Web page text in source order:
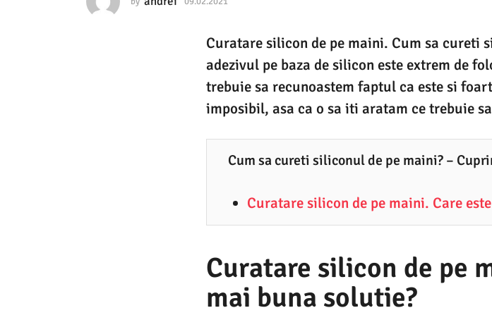
2
0
.
2
0
2
Curatare silicon de pe maini. Cum sa cureti
adezivul pe baza de silicon este extrem de
trebuie sa recunoastem faptul ca este si
imposibil, asa ca o sa iti aratam ce trebuie
Cum sa cureti siliconul de pe maini? –
Curatare silicon de pe maini. Care
Curatare silicon de pe
mai buna solutie?